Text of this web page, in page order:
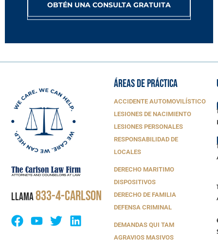
OBTÉN UNA CONSULTA GRATUITA
LLAMA833-4-CARLSON
ÁREAS DE PRÁCTICA
ACCIDENTE AUTOMOVILÍSTICO
LESIONES DE NACIMIENTO
LESIONES PERSONALES
RESPONSABILIDAD DE
LOCALES
DERECHO MARITIMO
DISPOSITIVOS
DERECHO DE FAMILIA
DEFENSA CRIMINAL
DEMANDAS QUI TAM
AGRAVIOS MASIVOS